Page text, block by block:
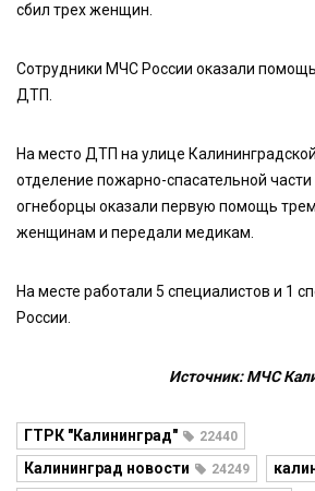
сбил трех женщин.
Сотрудники МЧС России оказали
ДТП.
На место ДТП на улице
отделение пожарно-спасательной
огнеборцы оказали первую помощь
женщинам и передали медикам.
На месте работали 5 специалистов и 1
России.
Источник: МЧС
ГТРК "Калининград" 22440
Калининград новости 24249